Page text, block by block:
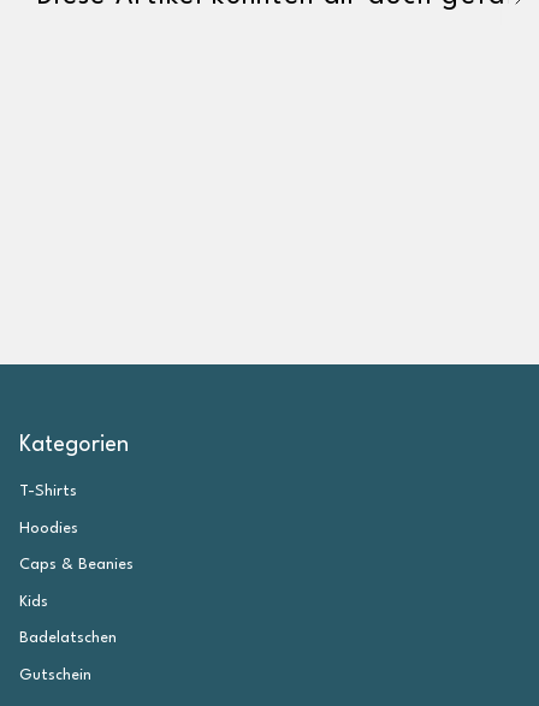
Kategorien
T-Shirts
Hoodies
Caps & Beanies
Kids
Badelatschen
Gutschein